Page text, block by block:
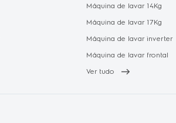
Máquina de lavar 14Kg
Máquina de lavar 17Kg
Máquina de lavar inverter
Máquina de lavar frontal
Ver tudo